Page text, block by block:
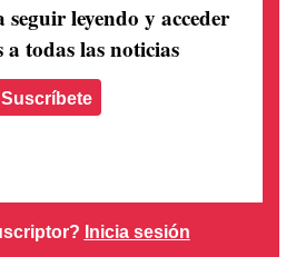
seguir leyendo y acceder
a todas las noticias
Suscríbete
Inicia sesión